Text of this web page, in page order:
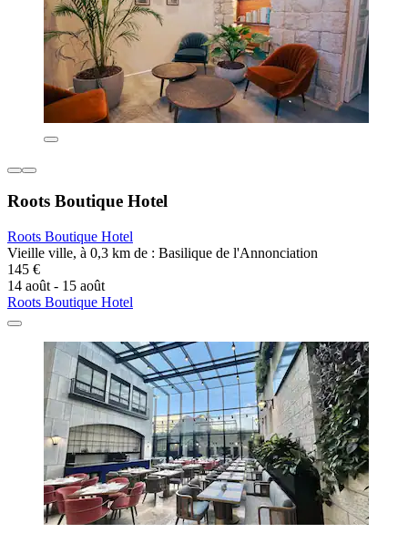
Roots Boutique Hotel
Roots Boutique Hotel
Vieille ville, à 0,3 km de : Basilique de l'Annonciation
145 €
14 août - 15 août
Roots Boutique Hotel